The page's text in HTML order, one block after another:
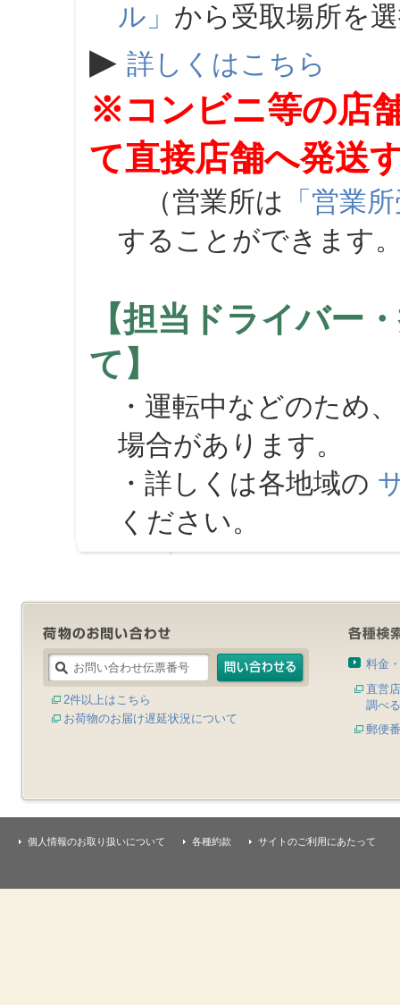
ル」 から受取場所を
▶ 詳しくはこちら
※コンビニ等の店
て直接店舗へ発送
（営業所は 「営業
することができます
【担当ドライバー
て】
・運転中などのため
場合があります。
・詳しくは各地域の
ください。
2件以上はこちら
お荷物のお届け遅延状況について
料金
直営
調べる
郵便
個人情報のお取り扱いについて 各種約款 サイトのご利用にあたって